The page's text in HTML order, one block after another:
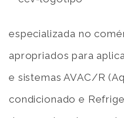
especializada no
apropriados para
e sistemas AVAC/R
condicionado e